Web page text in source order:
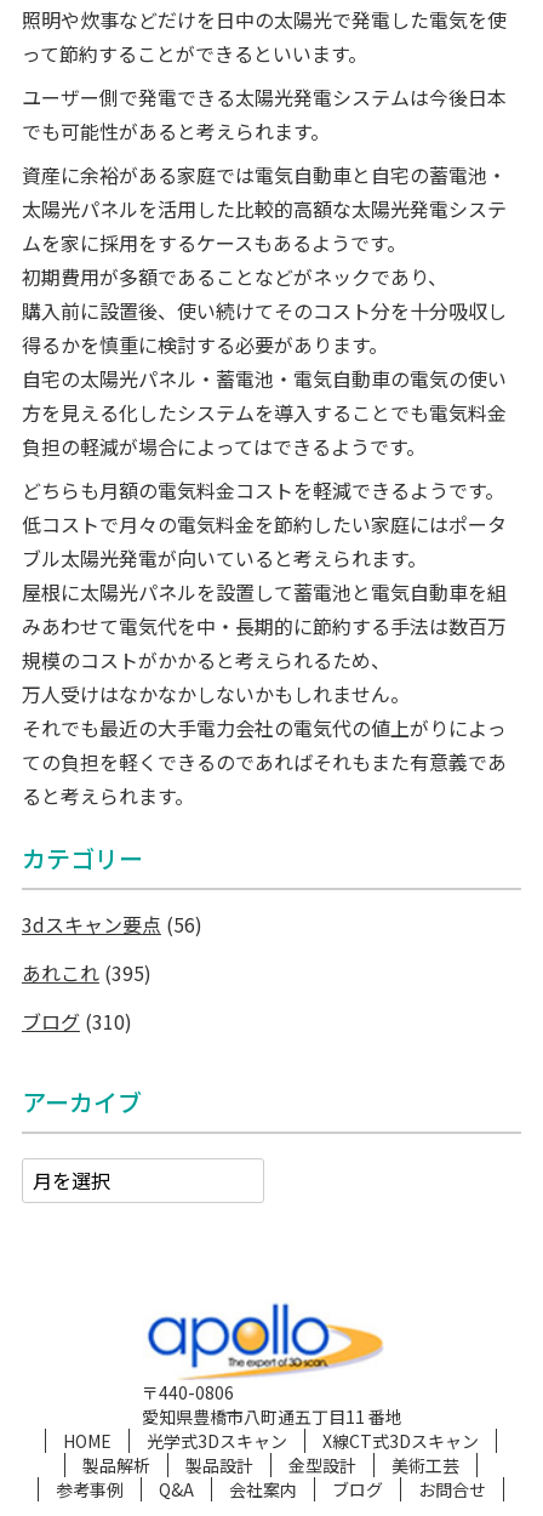
照明や炊事などだけを日中の太陽光で発電した電気を使
って節約することができるといいます。
ユーザー側で発電できる太陽光発電システムは今後日本
でも可能性があると考えられます。
資産に余裕がある家庭では電気自動車と自宅の蓄電池・
太陽光パネルを活用した比較的高額な太陽光発電システ
ムを家に採用をするケースもあるようです。
初期費用が多額であることなどがネックであり、
購入前に設置後、使い続けてそのコスト分を十分吸収し
得るかを慎重に検討する必要があります。
自宅の太陽光パネル・蓄電池・電気自動車の電気の使い
方を見える化したシステムを導入することでも電気料金
負担の軽減が場合によってはできるようです。
どちらも月額の電気料金コストを軽減できるようです。
低コストで月々の電気料金を節約したい家庭にはポータ
ブル太陽光発電が向いていると考えられます。
屋根に太陽光パネルを設置して蓄電池と電気自動車を組
みあわせて電気代を中・長期的に節約する手法は数百万
規模のコストがかかると考えられるため、
万人受けはなかなかしないかもしれません。
それでも最近の大手電力会社の電気代の値上がりによっ
ての負担を軽くできるのであればそれもまた有意義であ
ると考えられます。
カテゴリー
3dスキャン要点 (56)
あれこれ(395)
ブログ(310)
アーカイブ
〒440-0806
愛知県豊橋市八町通五丁目11 番地
HOME
光学式3Dスキャン
X線CT式3Dスキャン
製品解析
製品設計 金型設計
美術工芸
参考事例
Q&A 会社案内 ブログ お問合せ